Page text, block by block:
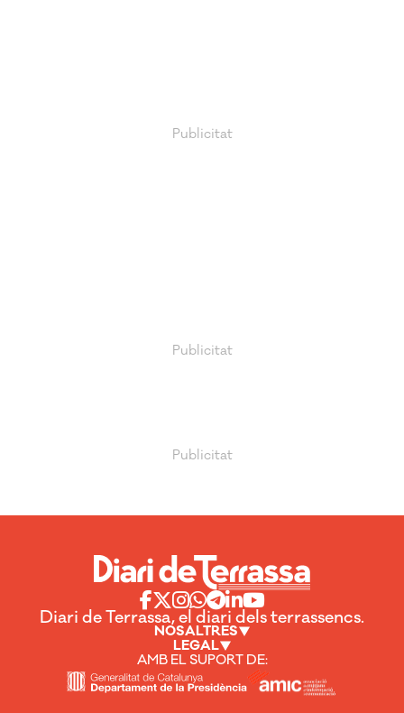
Diari de Terrassa, el diari dels terrassencs.
NOSALTRES
LEGAL
AMB EL SUPORT DE: